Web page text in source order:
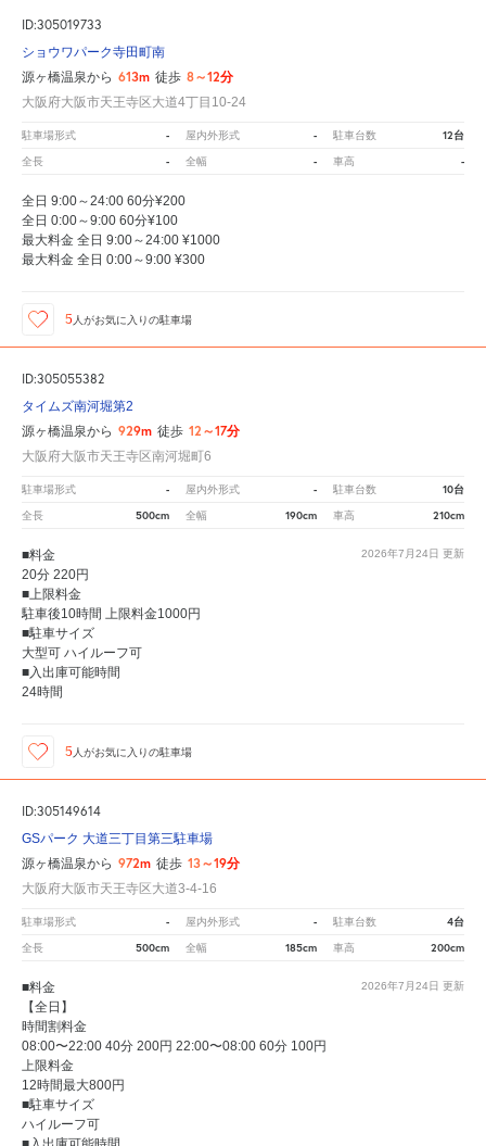
ID:305019733
ショウワパーク寺田町南
源ヶ橋温泉から 613m 徒歩 8～12分
大阪府大阪市天王寺区大道4丁目10-24
駐車場形式 - 屋内外形式 - 駐車台数 12台
全長 - 全幅 - 車高 -
全日 9:00～24:00 60分¥200
全日 0:00～9:00 60分¥100
最大料金 全日 9:00～24:00 ¥1000
最大料金 全日 0:00～9:00 ¥300
5 人がお気に入りの駐車場
ID:305055382
タイムズ南河堀第2
源ヶ橋温泉から 929m 徒歩 12～17分
大阪府大阪市天王寺区南河堀町6
駐車場形式 - 屋内外形式 - 駐車台数 10台
全長 500cm 全幅 190cm 車高 210cm
2026年7月24日 更新
■料金
20分 220円
■上限料金
駐車後10時間 上限料金1000円
■駐車サイズ
大型可 ハイルーフ可
■入出庫可能時間
24時間
5 人がお気に入りの駐車場
ID:305149614
GSパーク 大道三丁目第三駐車場
源ヶ橋温泉から 972m 徒歩 13～19分
大阪府大阪市天王寺区大道3-4-16
駐車場形式 - 屋内外形式 - 駐車台数 4台
全長 500cm 全幅 185cm 車高 200cm
2026年7月24日 更新
■料金
【全日】
時間割料金
08:00〜22:00 40分 200円 22:00〜08:00 60分 100円
上限料金
12時間最大800円
■駐車サイズ
ハイルーフ可